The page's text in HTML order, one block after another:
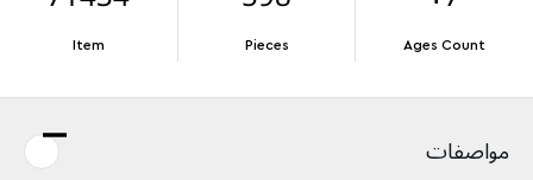
Ages Count
Pieces
Item
مواصفات